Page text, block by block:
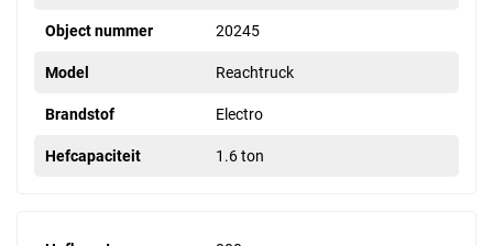
Object nummer 20245
Model Reachtruck
Brandstof Electro
Hefcapaciteit 1.6 ton